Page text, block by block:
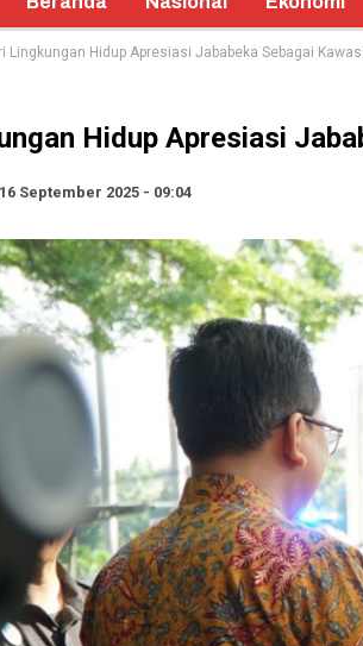
Lingkungan Hidup Apresiasi Jababeka Sebagai
Hidup Apresiasi
September 2025 - 09:04